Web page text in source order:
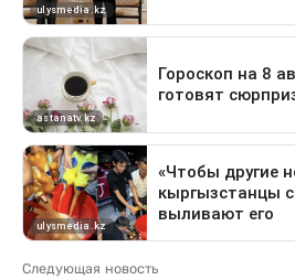
Следующая новость